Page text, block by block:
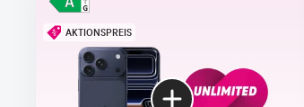
AKTIONSPREIS